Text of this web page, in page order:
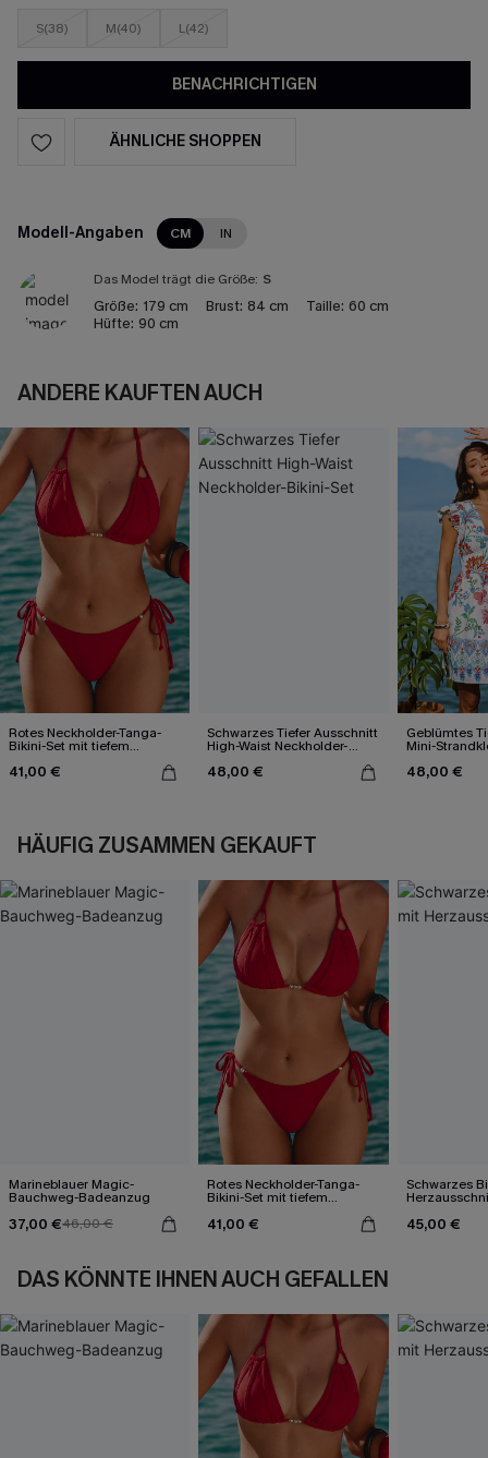
S(38) M(40) L(42)
BENACHRICHTIGEN
ÄHNLICHE SHOPPEN
Modell-Angaben CM IN
Das Model trägt die Größe: S
Größe: 179 cm Brust: 84 cm Taille: 60 cm
Hüfte: 90 cm
ANDERE KAUFTEN AUCH
Rotes Neckholder-Tanga-
Bikini-Set mit tiefem
41,00 €
Schwarzes Tiefer Ausschnitt
High-Waist Neckholder-
Bikini-Set
48,00 €
Geblümtes
Mini-
48,00 €
HÄUFIG ZUSAMMEN GEKAUFT
Marineblauer Magic-
Bauchweg-Badeanzug
37,00 €46,00 €
Rotes Neckholder-Tanga-
Bikini-Set mit tiefem
41,00 €
Schwarzes
45,00 €
DAS KÖNNTE IHNEN AUCH GEFALLEN